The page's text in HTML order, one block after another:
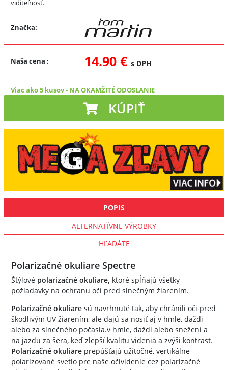
viditeľnosť.
Značka:
Naša cena : 14.90 € s DPH
Viac ako 5 kusov- NA OKAMŽITÉ ODOSLANIE
KÚPIŤ
POPIS
ALTERNATÍVNE VÝROBKY
HĽADÁTE
Polarizačné okuliare Spectre
Štýlové polarizačné okuliare, ktoré spĺňajú všetky
požiadavky na ochranu očí pred slnečným žiarením.
Polarizačné okuliare sú navrhnuté tak, aby chránili oči pred
škodlivým UV žiarením, ale dajú sa nosiť aj v hmle, daždi
alebo za slnečného počasia.v hmle, daždi alebo snežení a
na jazdu za šera, keď zlepší kvalitu videnia a zvýši kontrast.
Polarizačné okuliare prepúšťajú užitočné, vertikálne
polarizované svetlo pre naše očividenie cez polarizačné